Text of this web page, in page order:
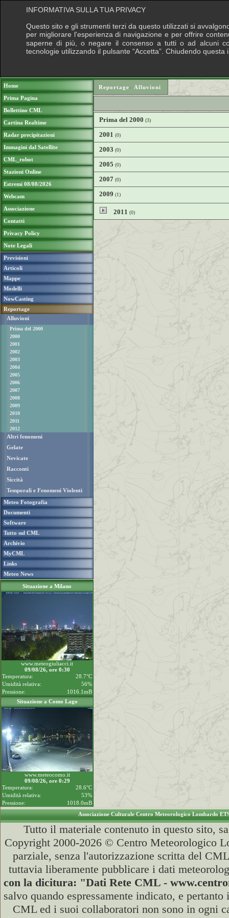
Home
Prima Pagina
Bollettino CML
Cartina Realtime
Radar precipitazioni
Immagini dal Satellite
CML_robot
Stazioni Online
Estremi 08/08/2026
Webcam
Associazione
Contatti
Privacy Policy
Note Legali
Previsioni
Articoli
Mappe
Modelli
NowCasting
Reportage
Alluvioni
Prima del 2000
2000
2001
2002
2003
2004
2005
2006
2007
2008
2009
2010
2011
2012
Altri fenomeni
Gelate
Nevicate
Racconti
Siccità
Temporali e Fenomeni Violenti
Meteo Fotografia
Documenti
Software
Tutto sul CML
Archivio
MyCML
Links
Meteo News
Situazione a Milano
www.meteogiuliacci.it
09/08/26, ore 0:30
Temperatura:
28.7°C
Umidità relativa:
56%
Pressione:
1016.1mB
Situazione a Como Lago
www.meteocomo.it
09/08/26, ore 0:29
Temperatura:
28.6°C
Umidità relativa:
53%
Pressione:
1018.0mB
Reportage› Alluvioni
Prima del 2000 (3)
2001 (0)
2003 (0)
2005 (0)
2007 (0)
2009 (1)
2011 (0)
Associazione Culturale Centro Meteorologico Lombardo
Tutto il materiale contenuto in questo sito,
Copyright 2000-2026 © Centro Meteorologico
parziale, senza l'autorizzazione scritta del
tuttavia liberamente pubblicare i dati
con la dicitura: "Dati Rete CML -
salvo quando espressamente indicato, e
CML ed i suoi collaboratori non sono in ogni
INFORMATIVA SULLA TUA PRIVACY
Questo sito e gli strumenti terzi da questo utilizzati si
per migliorare l'esperienza di navigazione e per offrire
saperne di più, o negare il consenso a tutti o ad alcuni
tecnologie utilizzando il pulsante “Accetta”. Chiudendo